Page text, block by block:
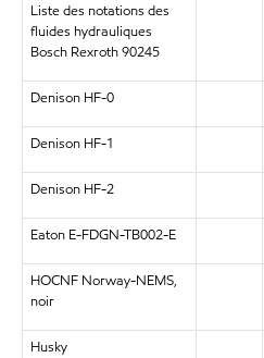
Liste des notations des
fluides hydrauliques
Bosch Rexroth 90245
Denison HF-0
Denison HF-1
Denison HF-2
Eaton E-FDGN-TB002-E
HOCNF Norway-NEMS,
noir
Husky